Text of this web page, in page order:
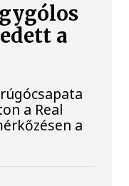
a
a Real
a